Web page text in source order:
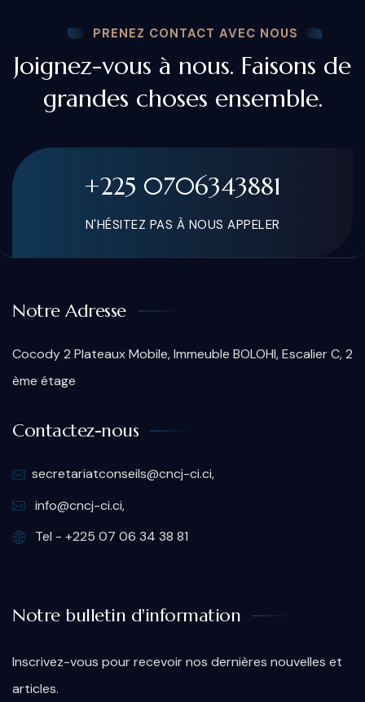
PRENEZ CONTACT AVEC NOUS
Joignez-vous à nous. Faisons de
grandes choses ensemble.
+225 0706343881
N'HÉSITEZ PAS À NOUS APPELER
Notre Adresse
Cocody 2 Plateaux Mobile, Immeuble BOLOHI, Escalier C, 2
ème étage
Contactez-nous
secretariatconseils@cncj-ci.ci,
info@cncj-ci.ci,
Tel - +225 07 06 34 38 81
Notre bulletin d'information
Inscrivez-vous pour recevoir nos dernières nouvelles et
articles.